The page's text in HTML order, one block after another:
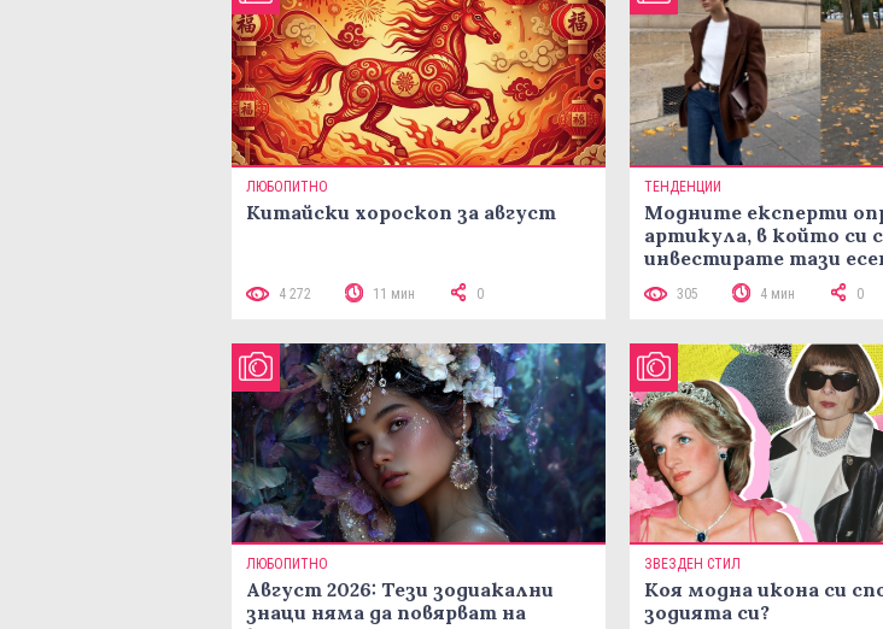
ЛЮБОПИТНО
Китайски хороскоп за август
4 272 11 мин 0
ТЕНДЕНЦИИ
Модните експерти
артикула, в който си
инвестирате тази
305 4 мин 0
ЛЮБОПИТНО
Август 2026: Тези зодиакални
знаци няма да повярват на
ЗВЕЗДЕН СТИЛ
Коя модна икона си
зодията си?